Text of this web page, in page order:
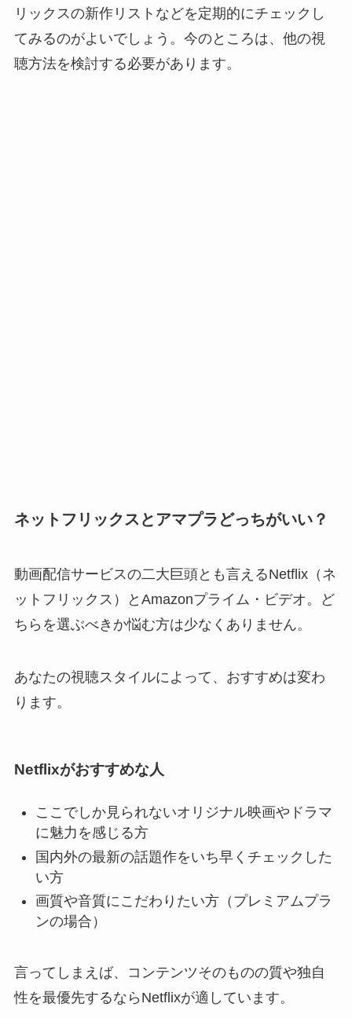
リックスの新作リストなどを定期的にチェックし
てみるのがよいでしょう。今のところは、他の視
聴方法を検討する必要があります。
ネットフリックスとアマプラどっちがいい？
動画配信サービスの二大巨頭とも言えるNetflix（ネ
ットフリックス）とAmazonプライム・ビデオ。ど
ちらを選ぶべきか悩む方は少なくありません。
あなたの視聴スタイルによって、おすすめは変わ
ります。
Netflixがおすすめな人
ここでしか見られないオリジナル映画やドラマ
に魅力を感じる方
国内外の最新の話題作をいち早くチェックした
い方
画質や音質にこだわりたい方（プレミアムプラ
ンの場合）
言ってしまえば、コンテンツそのものの質や独自
性を最優先するならNetflixが適しています。